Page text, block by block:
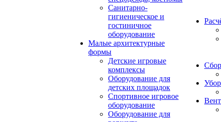
Санитарно-
гигиеническое и
гостиничное
оборудование
Малые архитектурные
формы
Детские игровые
комплексы
Оборудование для
детских площадок
Спортивное игровое
оборудование
Оборудование для